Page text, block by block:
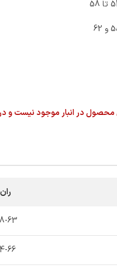
محصول در انبار موجود نیست و
ران
63
66